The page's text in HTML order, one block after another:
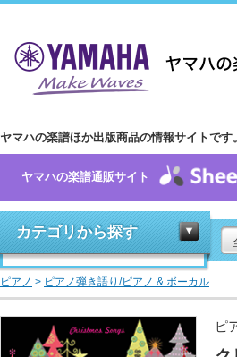
ヤマハの楽譜ほか出版商品の情報サイトです。
ヤマハの楽譜通販サイト
カテゴリから探す
ピアノ > ピアノ弾き語り/ピアノ & ボーカル
ピ